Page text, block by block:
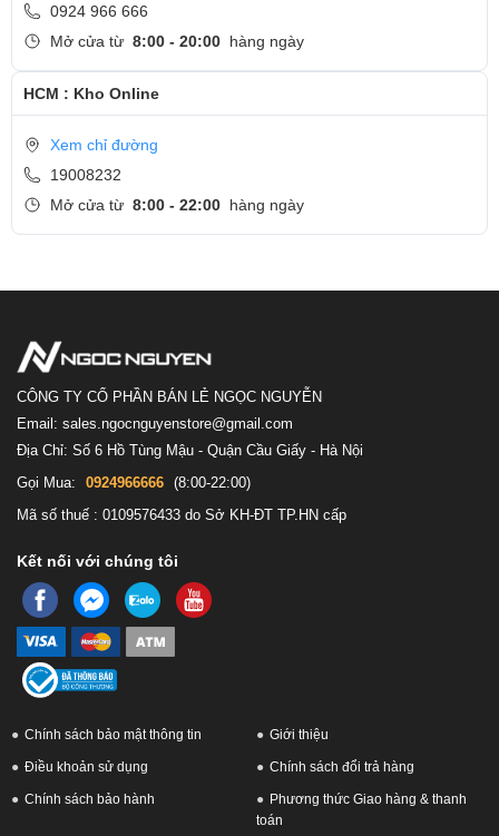
0924 966 666
Mở cửa từ 8:00 - 20:00 hàng ngày
HCM : Kho Online
Xem chỉ đường
19008232
Mở cửa từ 8:00 - 22:00 hàng ngày
CÔNG TY CỔ PHẦN BÁN LẺ NGỌC NGUYỄN
Email: sales.ngocnguyenstore@gmail.com
Địa Chỉ: Số 6 Hồ Tùng Mậu - Quận Cầu Giấy - Hà Nội
Gọi Mua:
0924966666 (8:00-22:00)
Mã số thuế : 0109576433 do Sở KH-ĐT TP.HN cấp
Kết nối với chúng tôi
Chính sách bảo mật thông tin Giới thiệu
Điều khoản sử dụng Chính sách đổi trả hàng
Chính sách bảo hành
Phương thức Giao hàng & thanh
toán